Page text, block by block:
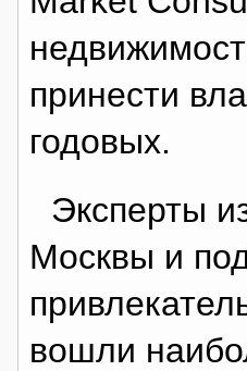
принести
годовых.
Эксперты
Москвы и
вошли